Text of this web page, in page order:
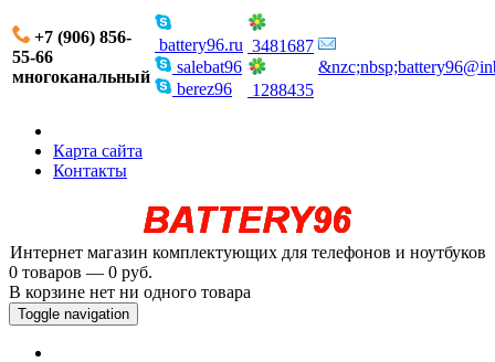
+7 (906) 856-
55-66
многоканальный
battery96.ru
salebat96
berez96
3481687
1288435
Карта сайта
Контакты
Интернет магазин комплектующих для телефонов и ноутбуков
0 товаров — 0 руб.
В корзине нет ни одного товара
Toggle navigation